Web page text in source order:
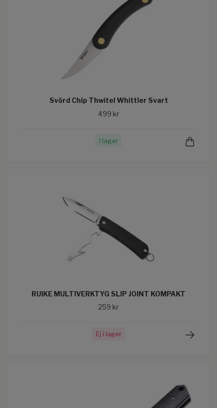
Svörd Chip Thwitel Whittler Svart
499 kr
I lager
RUIKE MULTIVERKTYG SLIP JOINT KOMPAKT
259 kr
Ej i lager